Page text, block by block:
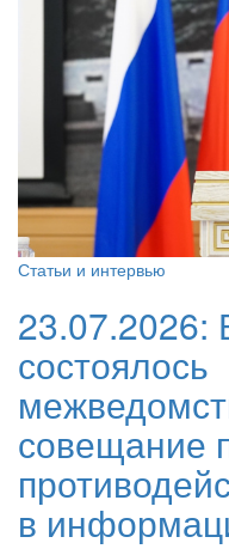
Статьи и интервью
23.07.2026:
состоялось
совещание
в